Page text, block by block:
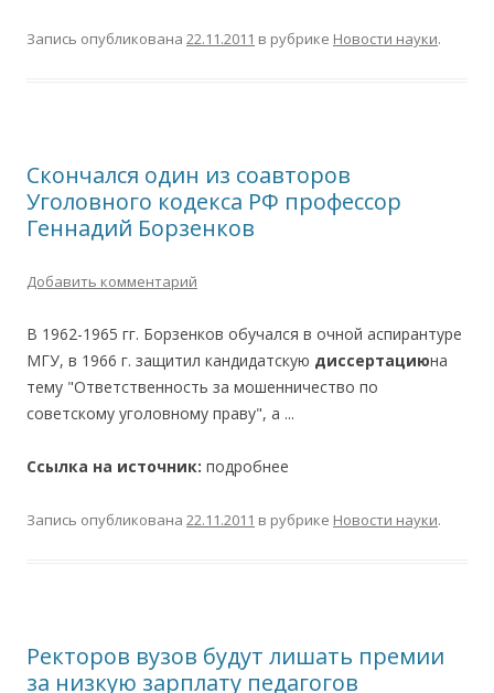
Запись опубликована 22.11.2011 в рубрике Новости науки.
Скончался один из соавторов
Уголовного кодекса РФ профессор
Геннадий Борзенков
Добавить комментарий
В 1962-1965 гг. Борзенков обучался в очной аспирантуре
МГУ, в 1966 г. защитил кандидатскую диссертациюна
тему "Ответственность за мошенничество по
советскому уголовному праву", а ...
Ссылка на источник: подробнее
Запись опубликована 22.11.2011 в рубрике Новости науки.
Ректоров вузов будут лишать премии
за низкую зарплату педагогов